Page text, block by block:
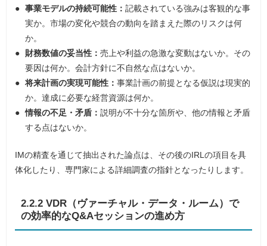
事業モデルの持続可能性： 記載されている強みは客観的な事
実か。市場の変化や競合の動向を踏まえた際のリスクは何
か。
財務数値の妥当性： 売上や利益の急激な変動はないか。その
要因は何か。会計方針に不自然な点はないか。
将来計画の実現可能性： 事業計画の前提となる仮説は現実的
か。達成に必要な経営資源は何か。
情報の不足・矛盾： 説明が不十分な箇所や、他の情報と矛盾
する点はないか。
IMの精査を通じて抽出された論点は、その後のIRLの項目を具
体化したり、専門家による詳細調査の指針となったりします。
2.2.2 VDR（ヴァーチャル・データ・ルーム）で
の効率的なQ&Aセッションの進め方